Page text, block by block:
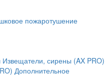
пожаротушение
Извещатели, сирены (AX PRO)
Дополнительное